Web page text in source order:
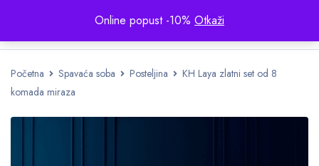
Online popust -10% Otkaži
Početna Spavaća soba Posteljina
KH Laya zlatni set od 8
komada miraza